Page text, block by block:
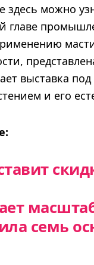
здесь можно
главе
выставка
и его
семь